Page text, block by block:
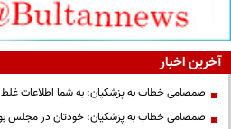
آخرین اخبار
صمصامی خطاب به پزشکیان: به شما اطلاعات غلط
صمصامی خطاب به پزشکیان: خودتان در مجلس